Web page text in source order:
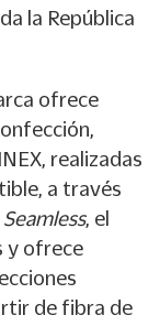
la República
ofrece
realizadas
a través
, el
y ofrece
de fibra de